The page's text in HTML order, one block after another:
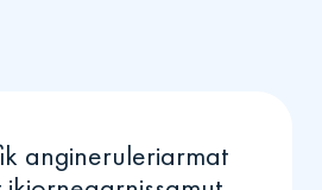
angineruleriarmat